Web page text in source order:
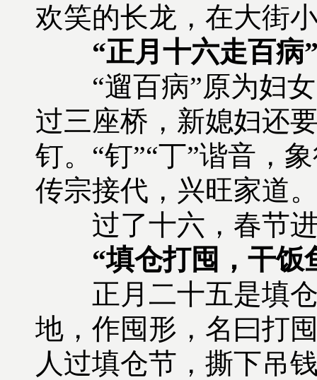
欢笑的长龙，在大街
“正月十六走百病
“遛百病”原为妇女
过三座桥，新媳妇还
钉。“钉”“丁”谐音，
传宗接代，兴旺家道
过了十六，春节进
“填仓打囤，干饭
正月二十五是填仓
地，作囤形，名曰打
人过填仓节，撕下吊